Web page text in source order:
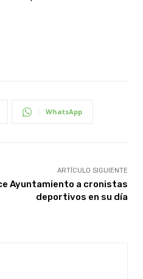
WhatsApp
ARTÍCULO SIGUIENTE
Ayuntamiento a cronistas
deportivos en su día